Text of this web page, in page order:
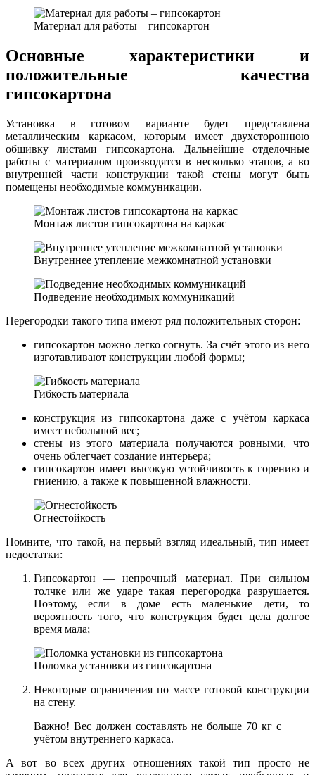
Материал для работы – гипсокартон
Основные характеристики и
положительные качества
гипсокартона
Установка в готовом варианте будет представлена
металлическим каркасом, которым имеет двухстороннюю
обшивку листами гипсокартона. Дальнейшие отделочные
работы с материалом производятся в несколько этапов, а во
внутренней части конструкции такой стены могут быть
помещены необходимые коммуникации.
Монтаж листов гипсокартона на каркас
Внутреннее утепление межкомнатной установки
Подведение необходимых коммуникаций
Перегородки такого типа имеют ряд положительных сторон:
гипсокартон можно легко согнуть. За счёт этого из него
изготавливают конструкции любой формы;
Гибкость материала
конструкция из гипсокартона даже с учётом каркаса
имеет небольшой вес;
стены из этого материала получаются ровными, что
очень облегчает создание интерьера;
гипсокартон имеет высокую устойчивость к горению и
гниению, а также к повышенной влажности.
Огнестойкость
Помните, что такой, на первый взгляд идеальный, тип имеет
недостатки:
Гипсокартон — непрочный материал. При сильном
толчке или же ударе такая перегородка разрушается.
Поэтому, если в доме есть маленькие дети, то
вероятность того, что конструкция будет цела долгое
время мала;
Поломка установки из гипсокартона
Некоторые ограничения по массе готовой конструкции
на стену.
Важно! Вес должен составлять не больше 70 кг с
учётом внутреннего каркаса.
А вот во всех других отношениях такой тип просто не